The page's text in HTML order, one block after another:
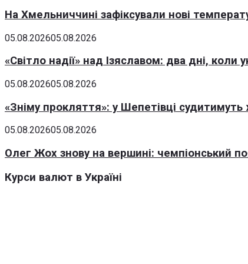
На Хмельниччині зафіксували нові
05.08.202605.08.2026
«Світло надії» над Ізяславом: два дні, коли
05.08.202605.08.2026
«Зніму прокляття»: у Шепетівці
05.08.202605.08.2026
Олег Жох знову на вершині: чемпіонський
Курси валют в Україні